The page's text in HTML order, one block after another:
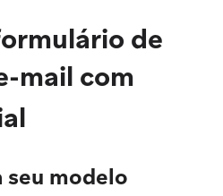
de
mail com
seu modelo